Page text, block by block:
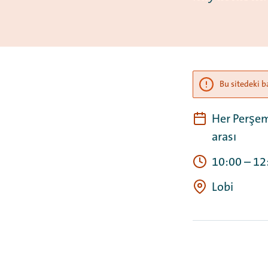
Bu sitedeki
Her
arası
10:00 –
Lobi